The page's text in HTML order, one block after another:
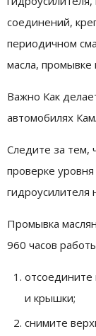
соединений,
периодичном
масла, промывке
Важно Как
автомобилях
Следите за тем,
проверке
гидроусилителя
Промывка
960 часов
отсоедините
и крышки;
снимите